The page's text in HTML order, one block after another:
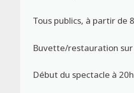
Tous publics, à partir de
Buvette/restauration
Début du spectacle à 20h